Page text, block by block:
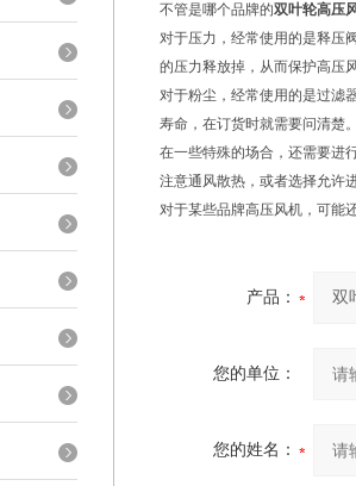
不管是哪个品牌的双叶轮高压
对于压力，经常使用的是释压
的压力释放掉，从而保护高压
对于粉尘，经常使用的是过滤
寿命，在订货时就需要问清楚
在一些特殊的场合，还需要进
注意通风散热，或者选择允许
对于某些品牌高压风机，可能
产品：
您的单位：
您的姓名：